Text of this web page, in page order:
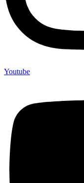
Youtube